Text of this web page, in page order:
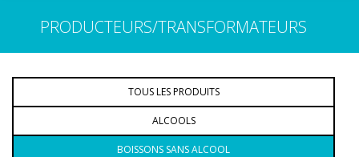
PRODUCTEURS/TRANSFORMATEURS
TOUS LES PRODUITS
ALCOOLS
BOISSONS SANS ALCOOL